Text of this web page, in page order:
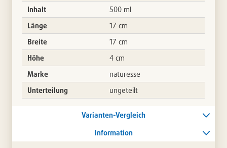
Inhalt
500 ml
Länge
17 cm
Breite
17 cm
Höhe
4 cm
Marke
naturesse
Unterteilung
ungeteilt
Varianten-Vergleich
Information